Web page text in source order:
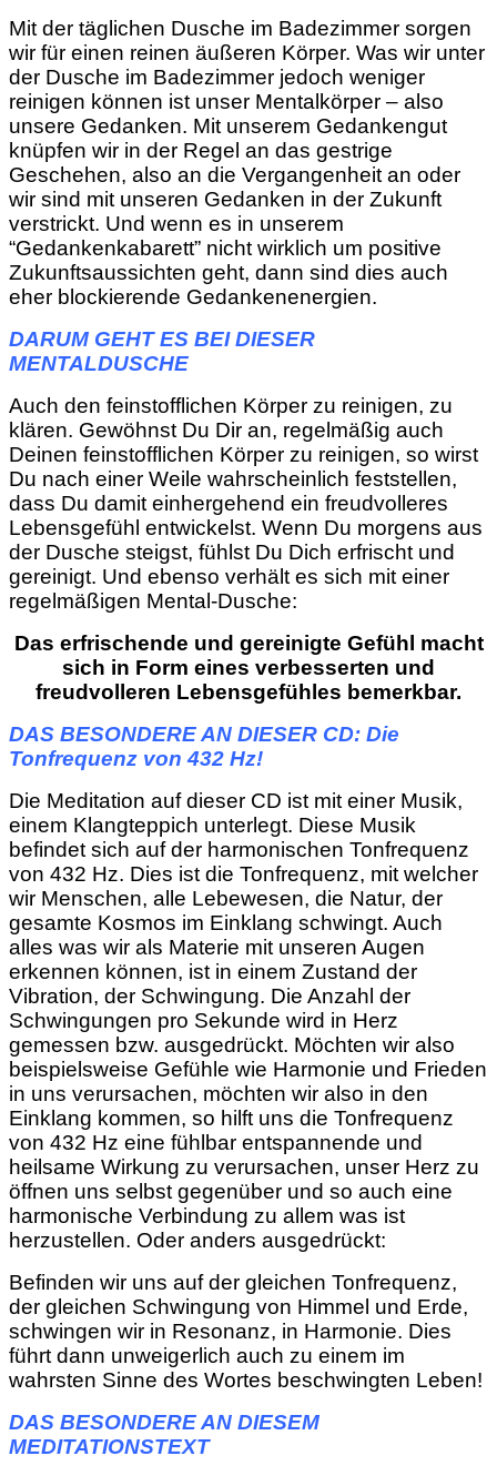
Mit der täglichen Dusche im Badezimmer sorgen
wir für einen reinen äußeren Körper. Was wir unter
der Dusche im Badezimmer jedoch weniger
reinigen können ist unser Mentalkörper – also
unsere Gedanken. Mit unserem Gedankengut
knüpfen wir in der Regel an das gestrige
Geschehen, also an die Vergangenheit an oder
wir sind mit unseren Gedanken in der Zukunft
verstrickt. Und wenn es in unserem
“Gedankenkabarett” nicht wirklich um positive
Zukunftsaussichten geht, dann sind dies auch
eher blockierende Gedankenenergien.
DARUM GEHT ES BEI DIESER
MENTALDUSCHE
Auch den feinstofflichen Körper zu reinigen, zu
klären. Gewöhnst Du Dir an, regelmäßig auch
Deinen feinstofflichen Körper zu reinigen, so wirst
Du nach einer Weile wahrscheinlich feststellen,
dass Du damit einhergehend ein freudvolleres
Lebensgefühl entwickelst. Wenn Du morgens aus
der Dusche steigst, fühlst Du Dich erfrischt und
gereinigt. Und ebenso verhält es sich mit einer
regelmäßigen Mental-Dusche:
Das erfrischende und gereinigte Gefühl macht
sich in Form eines verbesserten und
freudvolleren Lebensgefühles bemerkbar.
DAS BESONDERE AN DIESER CD: Die
Tonfrequenz von 432 Hz!
Die Meditation auf dieser CD ist mit einer Musik,
einem Klangteppich unterlegt. Diese Musik
befindet sich auf der harmonischen Tonfrequenz
von 432 Hz. Dies ist die Tonfrequenz, mit welcher
wir Menschen, alle Lebewesen, die Natur, der
gesamte Kosmos im Einklang schwingt. Auch
alles was wir als Materie mit unseren Augen
erkennen können, ist in einem Zustand der
Vibration, der Schwingung. Die Anzahl der
Schwingungen pro Sekunde wird in Herz
gemessen bzw. ausgedrückt. Möchten wir also
beispielsweise Gefühle wie Harmonie und Frieden
in uns verursachen, möchten wir also in den
Einklang kommen, so hilft uns die Tonfrequenz
von 432 Hz eine fühlbar entspannende und
heilsame Wirkung zu verursachen, unser Herz zu
öffnen uns selbst gegenüber und so auch eine
harmonische Verbindung zu allem was ist
herzustellen. Oder anders ausgedrückt:
Befinden wir uns auf der gleichen Tonfrequenz,
der gleichen Schwingung von Himmel und Erde,
schwingen wir in Resonanz, in Harmonie. Dies
führt dann unweigerlich auch zu einem im
wahrsten Sinne des Wortes beschwingten Leben!
DAS BESONDERE AN DIESEM
MEDITATIONSTEXT